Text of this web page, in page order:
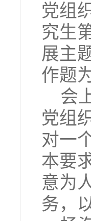
党组
究生
展主
作题
会
党组
对一
本要
意为
务，